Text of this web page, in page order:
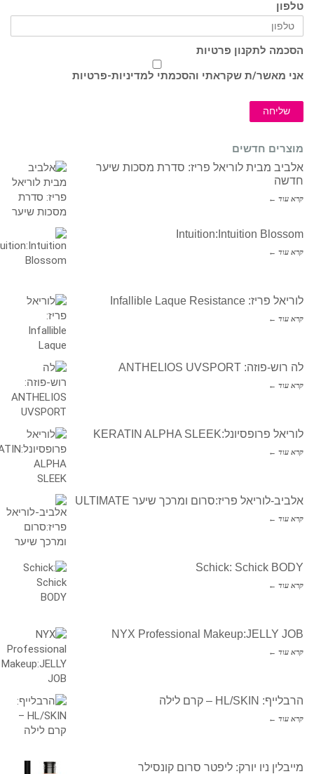
טלפון
הסכמה לתקנון פרטיות
אני מאשר/ת שקראתי והסכמתי למדיניות-פרטיות
שליחה
מוצרים חדשים
אלביב מבית לוריאל פריז: סדרת מסכות שיער
חדשה
קרא עוד ←
Intuition:Intuition Blossom
קרא עוד ←
לוריאל פריז: Infallible Laque Resistance
קרא עוד ←
לה רוש-פוזה: ANTHELIOS UVSPORT
קרא עוד ←
לוריאל פרופסיונל:KERATIN ALPHA SLEEK
קרא עוד ←
אלביב-לוריאל פריז:סרום ומרכך שיער ULTIMATE
קרא עוד ←
Schick: Schick BODY
קרא עוד ←
NYX Professional Makeup:JELLY JOB
קרא עוד ←
הרבלייף: HL/SKIN – קרם לילה
קרא עוד ←
מייבלין ניו יורק: ליפטר סרום קונסילר